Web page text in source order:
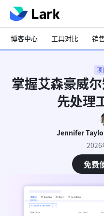
博客中心 工具对比 销
项
掌握艾森豪威
先处理
Jennifer
2026
免费